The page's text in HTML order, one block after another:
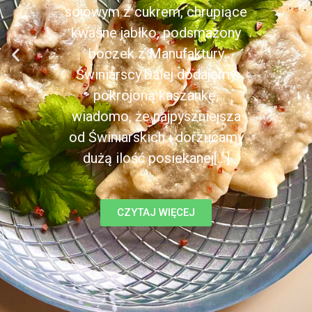
sojowym z cukrem, chrupiące
kwaśne jabłko, podsmażony
boczek z Manufaktury
Świniarscy.Dalej dodajemy
pokrojoną kaszankę,
wiadomo, że najpyszniejsza
od Świniarskich i dorzucamy
dużą ilość posiekanej[...]
CZYTAJ WIĘCEJ